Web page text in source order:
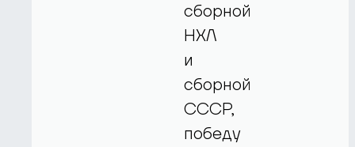
сборной
НХЛ
и
сборной
СССР,
победу